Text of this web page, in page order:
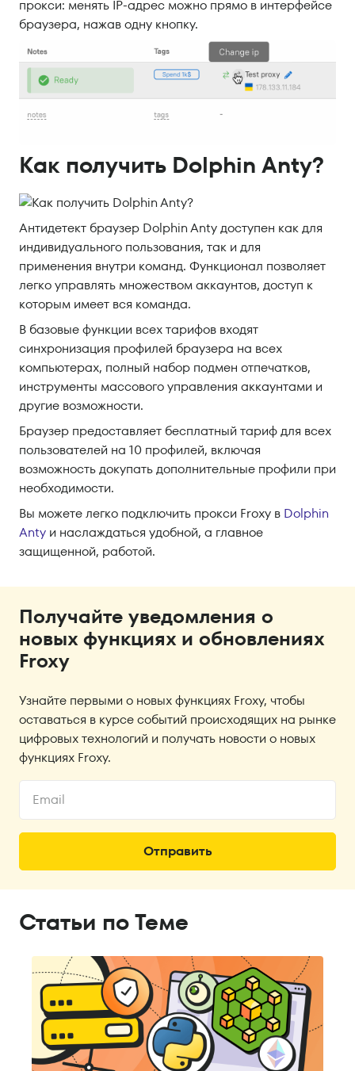
прокси: менять IP-адрес можно прямо в интерфейсе
браузера, нажав одну кнопку.
Как получить Dolphin Anty?
Антидетект браузер Dolphin Anty доступен как для
индивидуального пользования, так и для
применения внутри команд. Функционал позволяет
легко управлять множеством аккаунтов, доступ к
которым имеет вся команда.
В базовые функции всех тарифов входят
синхронизация профилей браузера на всех
компьютерах, полный набор подмен отпечатков,
инструменты массового управления аккаунтами и
другие возможности.
Браузер предоставляет бесплатный тариф для всех
пользователей на 10 профилей, включая
возможность докупать дополнительные профили при
необходимости.
Вы можете легко подключить прокси Froxy в Dolphin
Anty и наслаждаться удобной, а главное
защищенной, работой.
Получайте уведомления о
новых функциях и обновлениях
Froxy
Узнайте первыми о новых функциях Froxy, чтобы
оставаться в курсе событий происходящих на рынке
цифровых технологий и получать новости о новых
функциях Froxy.
Статьи по Теме